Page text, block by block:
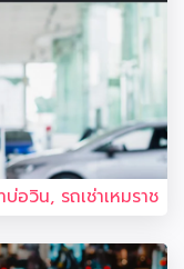
บ่อวิน, รถเช่าเหมราช